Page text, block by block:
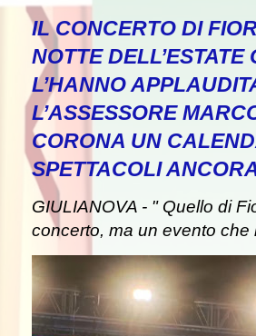
IL CONCERTO DI
NOTTE
L’HANNO
L’ASSESSORE
CORONA UN
SPETTACOLI
GIULIANOVA - " Quello di
concerto, ma un evento